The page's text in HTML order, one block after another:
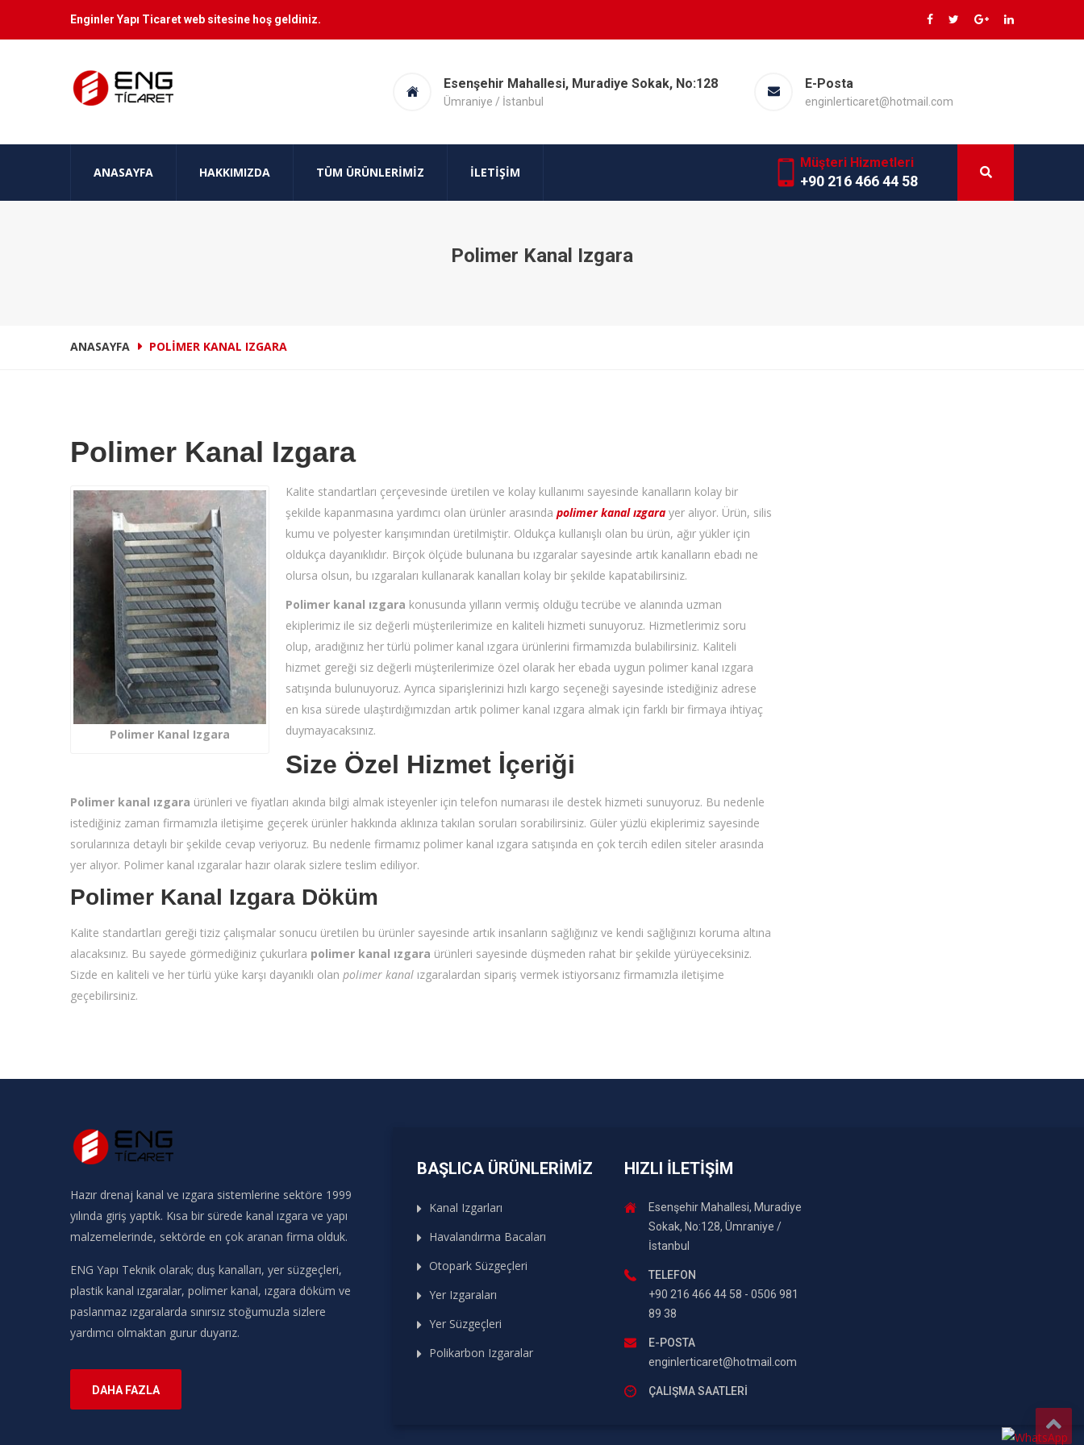
Enginler Yapı Ticaret web sitesine hoş geldiniz.
Esenşehir Mahallesi, Muradiye Sokak, No:128
Ümraniye / İstanbul
E-Posta
enginlerticaret@hotmail.com
ANASAYFA HAKKIMIZDA TÜM ÜRÜNLERIMIZ İLETIŞIM
Müşteri Hizmetleri
+90 216 466 44 58
Polimer Kanal Izgara
ANASAYFA POLIMER KANAL IZGARA
Polimer Kanal Izgara
Polimer Kanal Izgara
Kalite standartları çerçevesinde üretilen ve kolay kullanımı sayesinde kanalların kolay bir
şekilde kapanmasına yardımcı olan ürünler arasında polimer kanal ızgara yer alıyor. Ürün, silis
kumu ve polyester karışımından üretilmiştir. Oldukça kullanışlı olan bu ürün, ağır yükler için
oldukça dayanıklıdır. Birçok ölçüde bulunana bu ızgaralar sayesinde artık kanalların ebadı ne
olursa olsun, bu ızgaraları kullanarak kanalları kolay bir şekilde kapatabilirsiniz.
Polimer kanal ızgara konusunda yılların vermiş olduğu tecrübe ve alanında uzman
ekiplerimiz ile siz değerli müşterilerimize en kaliteli hizmeti sunuyoruz. Hizmetlerimiz soru
olup, aradığınız her türlü polimer kanal ızgara ürünlerini firmamızda bulabilirsiniz. Kaliteli
hizmet gereği siz değerli müşterilerimize özel olarak her ebada uygun polimer kanal ızgara
satışında bulunuyoruz. Ayrıca siparişlerinizi hızlı kargo seçeneği sayesinde istediğiniz adrese
en kısa sürede ulaştırdığımızdan artık polimer kanal ızgara almak için farklı bir firmaya ihtiyaç
duymayacaksınız.
Size Özel Hizmet İçeriği
Polimer kanal ızgara ürünleri ve fiyatları akında bilgi almak isteyenler için telefon numarası ile destek hizmeti sunuyoruz. Bu nedenle
istediğiniz zaman firmamızla iletişime geçerek ürünler hakkında aklınıza takılan soruları sorabilirsiniz. Güler yüzlü ekiplerimiz sayesinde
sorularınıza detaylı bir şekilde cevap veriyoruz. Bu nedenle firmamız polimer kanal ızgara satışında en çok tercih edilen siteler arasında
yer alıyor. Polimer kanal ızgaralar hazır olarak sizlere teslim ediliyor.
Polimer Kanal Izgara Döküm
Kalite standartları gereği tiziz çalışmalar sonucu üretilen bu ürünler sayesinde artık insanların sağlığınız ve kendi sağlığınızı koruma altına
alacaksınız. Bu sayede görmediğiniz çukurlara polimer kanal ızgara ürünleri sayesinde düşmeden rahat bir şekilde yürüyeceksiniz.
Sizde en kaliteli ve her türlü yüke karşı dayanıklı olan polimer kanal ızgaralardan sipariş vermek istiyorsanız firmamızla iletişime
geçebilirsiniz.
Hazır drenaj kanal ve ızgara sistemlerine sektöre 1999
yılında giriş yaptık. Kısa bir sürede kanal ızgara ve yapı
malzemelerinde, sektörde en çok aranan firma olduk.
ENG Yapı Teknik olarak; duş kanalları, yer süzgeçleri,
plastik kanal ızgaralar, polimer kanal, ızgara döküm ve
paslanmaz ızgaralarda sınırsız stoğumuzla sizlere
yardımcı olmaktan gurur duyarız.
DAHA FAZLA
BAŞLICA ÜRÜNLERIMIZ
Kanal Izgarları
Havalandırma Bacaları
Otopark Süzgeçleri
Yer Izgaraları
Yer Süzgeçleri
Polikarbon Izgaralar
HIZLI İLETIŞIM
Esenşehir Mahallesi, Muradiye
Sokak, No:128, Ümraniye /
İstanbul
TELEFON
+90 216 466 44 58 - 0506 981
89 38
E-POSTA
enginlerticaret@hotmail.com
ÇALIŞMA SAATLERI